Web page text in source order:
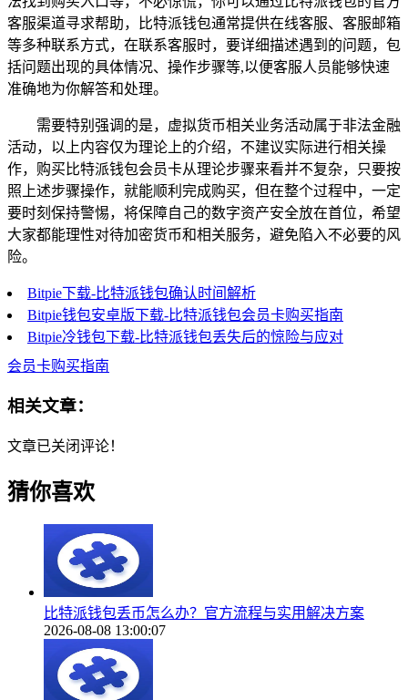
客服渠道寻求帮助，比特派钱包通常提供在线客服、客服邮箱
等多种联系方式，在联系客服时，要详细描述遇到的问题，包
括问题出现的具体情况、操作步骤等,以便客服人员能够快速
准确地为你解答和处理。
需要特别强调的是，虚拟货币相关业务活动属于非法金融
活动，以上内容仅为理论上的介绍，不建议实际进行相关操
作，购买比特派钱包会员卡从理论步骤来看并不复杂，只要按
照上述步骤操作，就能顺利完成购买，但在整个过程中，一定
要时刻保持警惕，将保障自己的数字资产安全放在首位，希望
大家都能理性对待加密货币和相关服务，避免陷入不必要的风
险。
Bitpie下载-比特派钱包确认时间解析
Bitpie钱包安卓版下载-比特派钱包会员卡购买指南
Bitpie冷钱包下载-比特派钱包丢失后的惊险与应对
会员卡购买指南
相关文章：
文章已关闭评论！
猜你喜欢
比特派钱包丢币怎么办？官方流程与实用解决方案
2026-08-08 13:00:07